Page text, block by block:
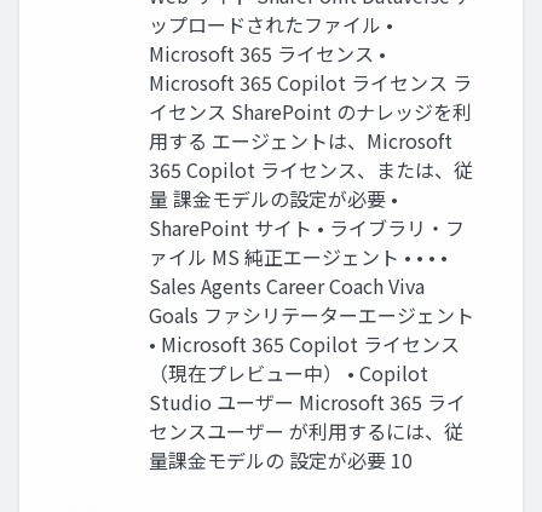
ップロードされたファイル •
Microsoft 365 ライセンス •
Microsoft 365 Copilot ライセンス ラ
イセンス SharePoint のナレッジを利
用する エージェントは、Microsoft
365 Copilot ライセンス、または、従
量 課金モデルの設定が必要 •
SharePoint サイト • ライブラリ・フ
ァイル MS 純正エージェント • • • •
Sales Agents Career Coach Viva
Goals ファシリテーターエージェント
• Microsoft 365 Copilot ライセンス
（現在プレビュー中） • Copilot
Studio ユーザー Microsoft 365 ライ
センスユーザー が利用するには、従
量課金モデルの 設定が必要 10